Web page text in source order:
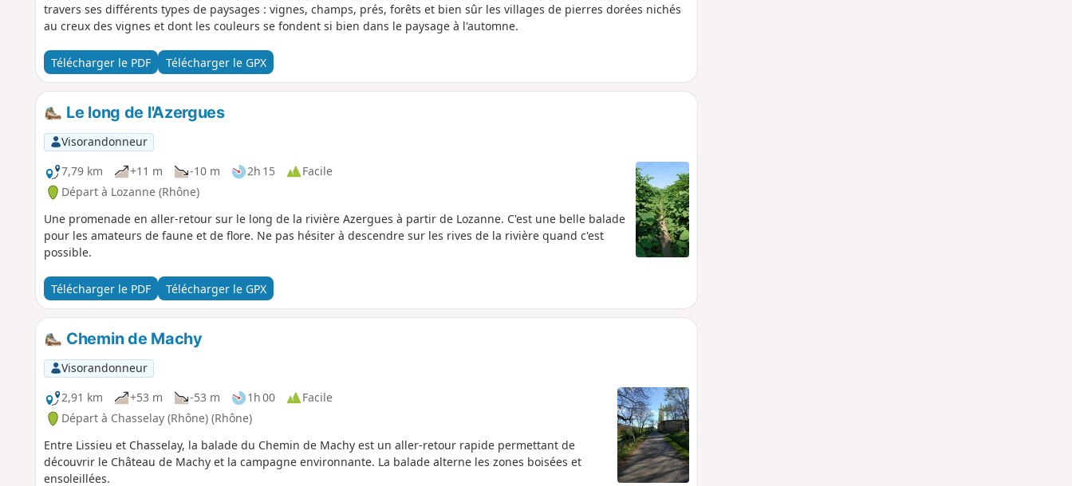
travers ses différents types de paysages : vignes, champs, prés, forêts et bien sûr les villages de pierres dorées nichés
au creux des vignes et dont les couleurs se fondent si bien dans le paysage à l'automne.
Télécharger le PDF Télécharger le GPX
Le long de l'Azergues
Visorandonneur
7,79 km
+11 m -10 m 2h 15
Facile
Départ à Lozanne (Rhône)
Une promenade en aller-retour sur le long de la rivière Azergues à partir de Lozanne. C'est une belle balade
pour les amateurs de faune et de flore. Ne pas hésiter à descendre sur les rives de la rivière quand c'est
possible.
Télécharger le PDF Télécharger le GPX
Chemin de Machy
Visorandonneur
2,91 km
+53 m -53 m 1h 00
Facile
Départ à Chasselay (Rhône) (Rhône)
Entre Lissieu et Chasselay, la balade du Chemin de Machy est un aller-retour rapide permettant de
découvrir le Château de Machy et la campagne environnante. La balade alterne les zones boisées et
ensoleillées.